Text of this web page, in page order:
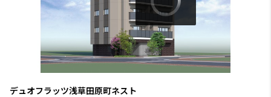
デュオフラッツ浅草田原町ネスト